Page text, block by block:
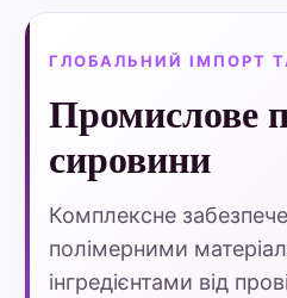
ГЛОБАЛЬНИЙ ІМПОРТ
Промислове
сировини
Комплексне
полімерними
інгредієнтами від